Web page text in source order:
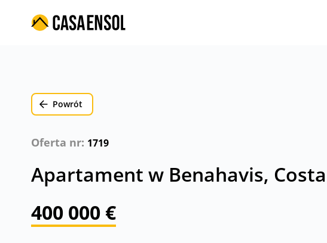
Powrót
Oferta nr: 1719
Apartament w Benahavis,
400 000 €